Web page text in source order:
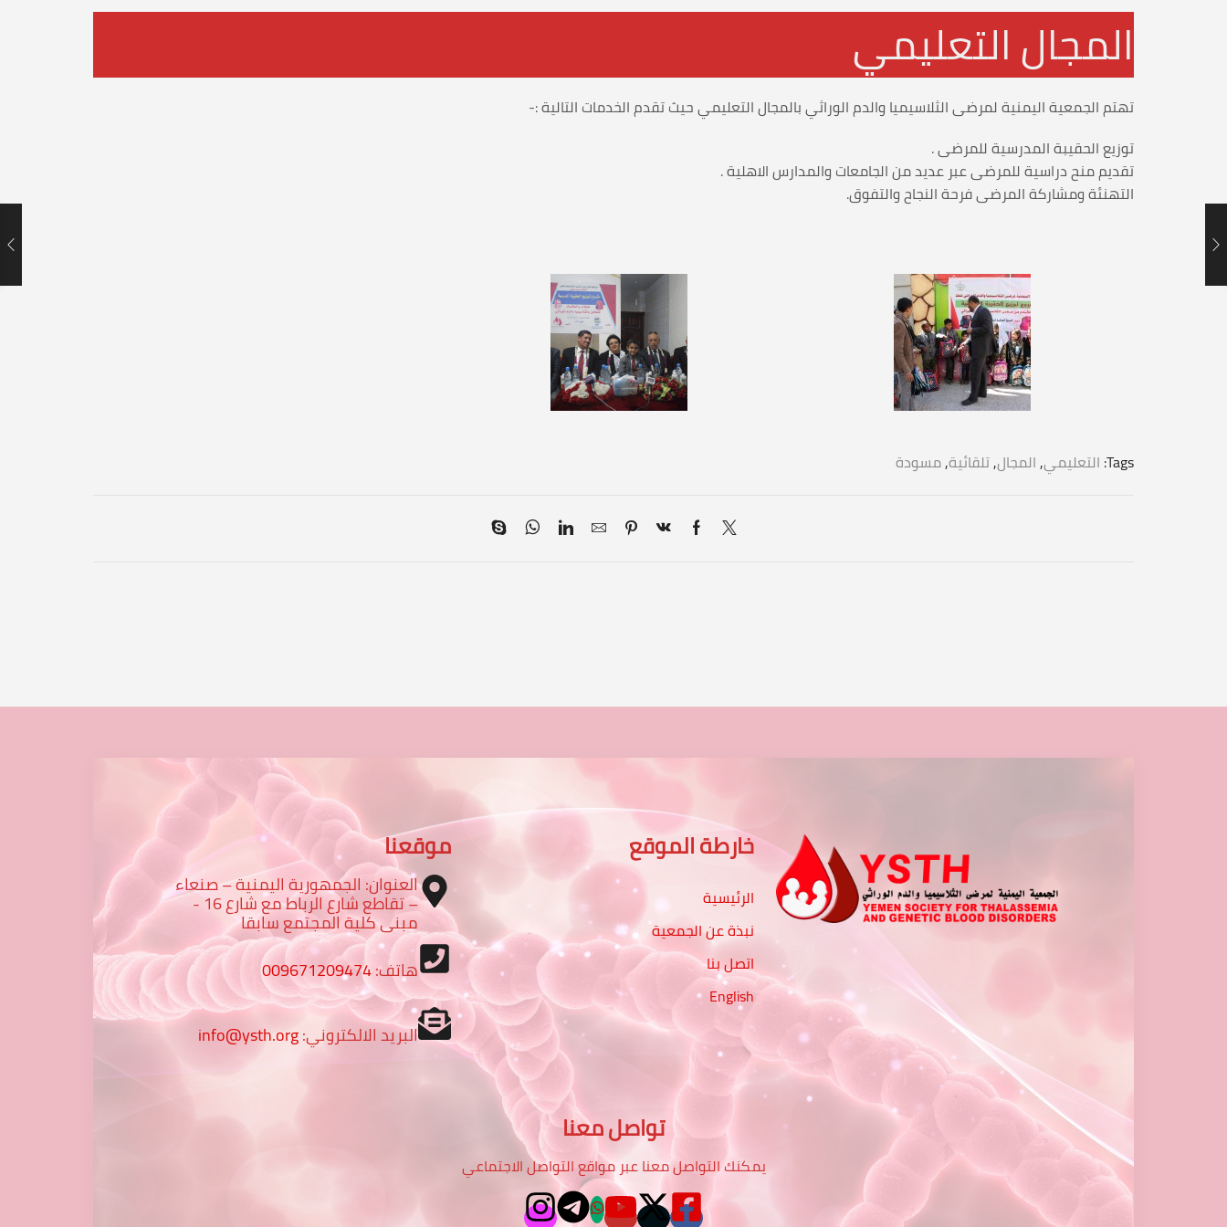
المجال التعليمي
تهتم الجمعية اليمنية لمرضى الثلاسيميا والدم الوراثي بالمجال التعليمي حيث تقدم الخدمات التالية :-
توزيع الحقيبة المدرسية للمرضى .
تقديم منح دراسية للمرضى عبر عديد من الجامعات والمدارس الاهلية .
التهنئة ومشاركة المرضى فرحة النجاح والتفوق.
Tags: التعليمي,المجال,تلقائية,مسودة
خارطة الموقع
الرئيسية
نبذة عن الجمعية
اتصل بنا
English
موقعنا
العنوان: الجمهورية اليمنية – صنعاء
– تقاطع شارع الرباط مع شارع 16 -
مبنى كلية المجتمع سابقا
هاتف:009671209474
البريد الالكتروني:info@ysth.org
تواصل معنا
يمكنك التواصل معنا عبر مواقع التواصل الاجتماعي